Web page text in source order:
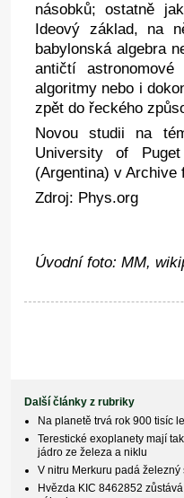
násobků; ostatně
Ideový základ, na
babylonská algebra
antičtí
algoritmy nebo i
zpět do řeckého
Novou studii na
University of
(Argentina) v
Zdroj: Phys.org
Úvodní foto: MM,
Další články z rubriky
Na planetě trvá rok 900 tisíc
Terestické exoplanety mají
jádro ze železa a niklu
V nitru Merkuru padá železný
Hvězda KIC 8462852 zůstává